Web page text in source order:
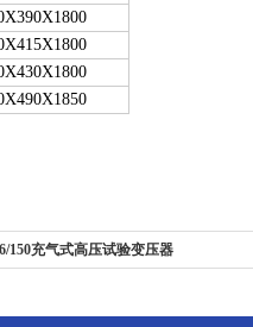
Х390Х1800
Х415Х1800
Х430Х1800
Х490Х1850
150充气式高压试验变压器